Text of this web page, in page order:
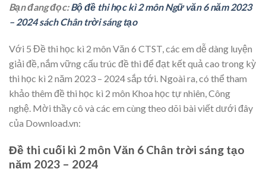
Bạn đang đọc:Bộ đề thi học kì 2 môn Ngữ văn 6 năm 2023
– 2024 sách Chân trời sáng tạo
Với 5 Đề thi học kì 2 môn Văn 6 CTST, các em dễ dàng luyện
giải đề, nắm vững cấu trúc đề thi để đạt kết quả cao trong kỳ
thi học kì 2 năm 2023 – 2024 sắp tới. Ngoài ra, có thể tham
khảo thêm đề thi học kì 2 môn Khoa học tự nhiên, Công
nghệ. Mời thầy cô và các em cùng theo dõi bài viết dưới đây
của Download.vn:
Đề thi cuối kì 2 môn Văn 6 Chân trời sáng tạo
năm 2023 – 2024